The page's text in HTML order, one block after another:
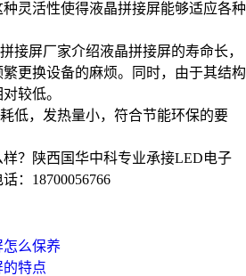
灵活性使得液晶拼接屏能够适应各种
接屏厂家介绍液晶拼接屏的寿命长，
更换设备的麻烦。同时，由于其结构
较低。
低，发热量小，符合节能环保的要
？陕西国华中科专业承接LED电子
：18700056766
怎么保养
特点